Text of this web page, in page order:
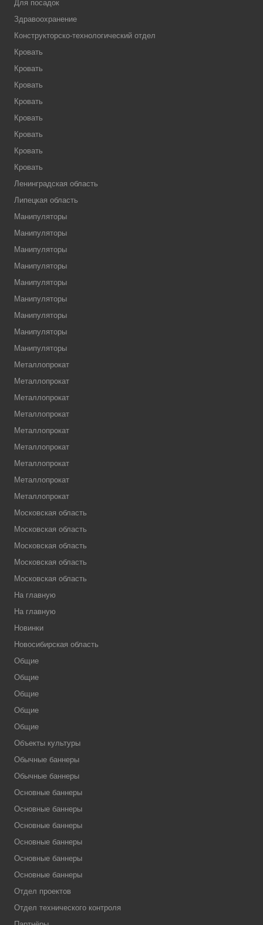
Для посадок
Здравоохранение
Конструкторско-технологический отдел
Кровать
Кровать
Кровать
Кровать
Кровать
Кровать
Кровать
Кровать
Ленинградская область
Липецкая область
Манипуляторы
Манипуляторы
Манипуляторы
Манипуляторы
Манипуляторы
Манипуляторы
Манипуляторы
Манипуляторы
Манипуляторы
Металлопрокат
Металлопрокат
Металлопрокат
Металлопрокат
Металлопрокат
Металлопрокат
Металлопрокат
Металлопрокат
Металлопрокат
Московская область
Московская область
Московская область
Московская область
Московская область
На главную
На главную
Новинки
Новосибирская область
Общие
Общие
Общие
Общие
Общие
Объекты культуры
Обычные баннеры
Обычные баннеры
Основные баннеры
Основные баннеры
Основные баннеры
Основные баннеры
Основные баннеры
Основные баннеры
Отдел проектов
Отдел технического контроля